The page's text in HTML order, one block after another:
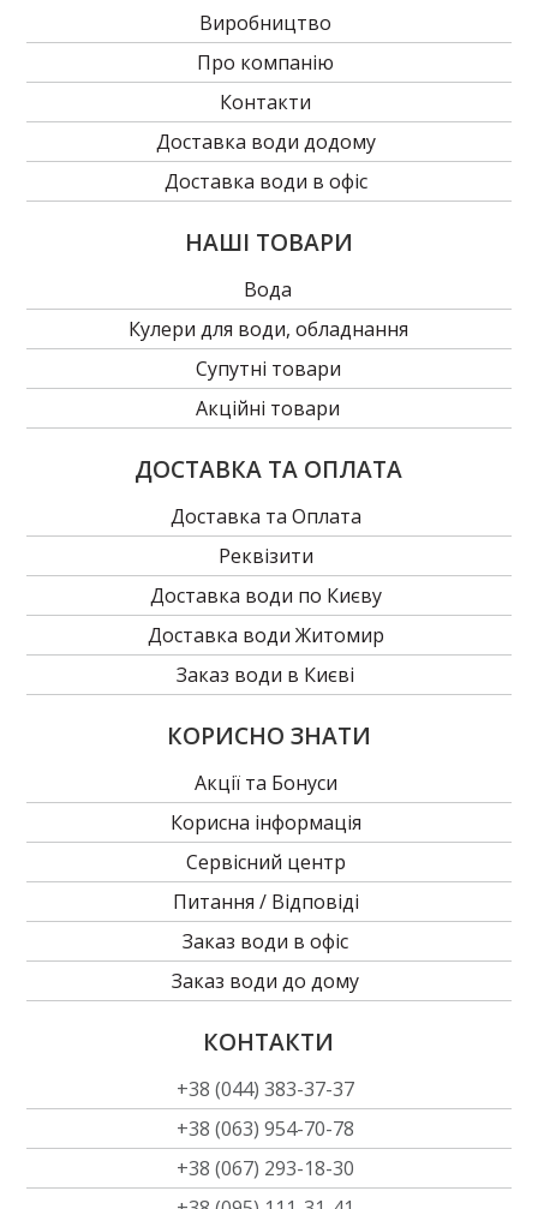
Виробництво
Про компанію
Контакти
Доставка води додому
Доставка води в офіс
НАШІ ТОВАРИ
Вода
Кулери для води, обладнання
Супутні товари
Акційні товари
ДОСТАВКА ТА ОПЛАТА
Доставка та Оплата
Реквізити
Доставка води по Києву
Доставка води Житомир
Заказ води в Києві
КОРИСНО ЗНАТИ
Акції та Бонуси
Корисна інформація
Сервісний центр
Питання / Відповіді
Заказ води в офіс
Заказ води до дому
КОНТАКТИ
+38 (044) 383-37-37
+38 (063) 954-70-78
+38 (067) 293-18-30